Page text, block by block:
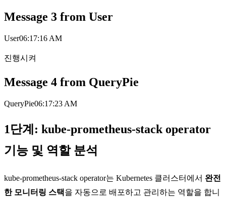
Message 3 from User
User06:17:16 AM
진행시켜
Message 4 from QueryPie
QueryPie06:17:23 AM
1단계: kube-prometheus-stack operator
기능 및 역할 분석
kube-prometheus-stack operator는 Kubernetes 클러스터에서 완전
한 모니터링 스택을 자동으로 배포하고 관리하는 역할을 합니